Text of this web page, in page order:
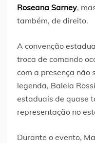
Roseana Sarney,
também, de direito.
A convenção
troca de comando
com a presença não
legenda, Baleia
estaduais de quase
representação no
Durante o evento,